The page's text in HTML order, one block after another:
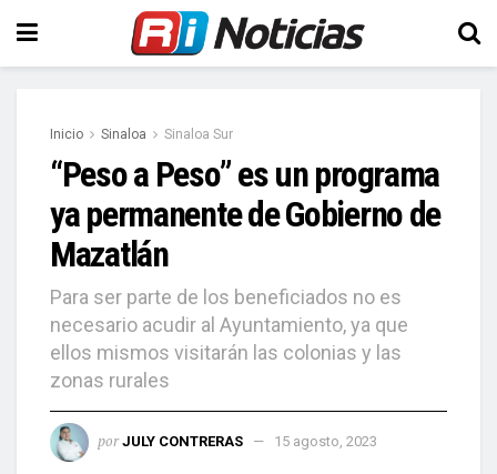
Inicio Sinaloa Sinaloa Sur
“Peso a Peso” es un programa
ya permanente de Gobierno de
Mazatlán
Para ser parte de los beneficiados no es
necesario acudir al Ayuntamiento, ya que
ellos mismos visitarán las colonias y las
zonas rurales
por JULY CONTRERAS 15 agosto, 2023